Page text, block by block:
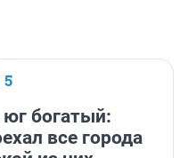
богатый:
все города